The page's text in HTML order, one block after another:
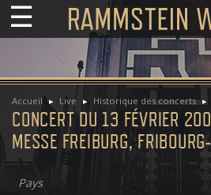
☰
Accueil Live Historique des concerts
CONCERT DU 13 FÉVRIER
MESSE FREIBURG,
Pays